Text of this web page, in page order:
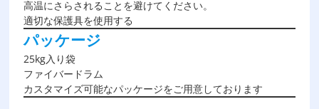
高温にさらされることを避けてください。
適切な保護具を使用する
パッケージ
25kg入り袋
ファイバードラム
カスタマイズ可能なパッケージをご用意しております